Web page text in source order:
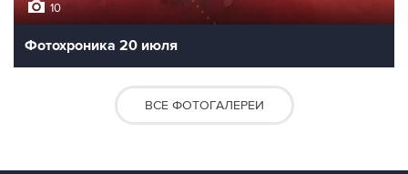
10
Фотохроника 20 июля
ВСЕ ФОТОГАЛЕРЕИ